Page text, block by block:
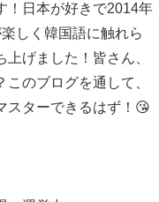
！日本が好きで2014年
しく韓国語に触れら
げました！皆さん、
のブログを通して、
スターできるはず！😘